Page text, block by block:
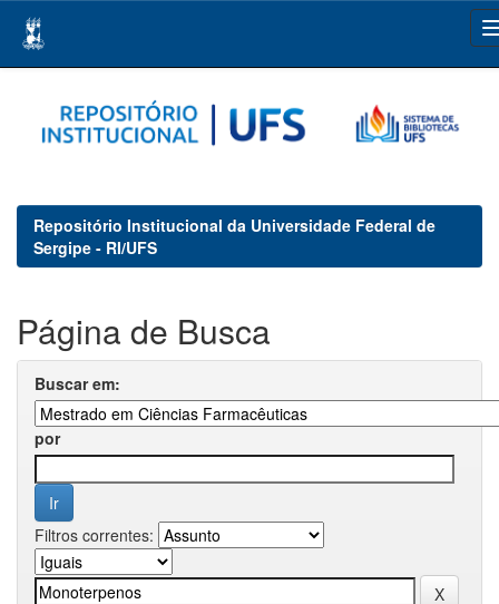
navigation
Repositório Institucional da Universidade Federal de
Sergipe - RI/UFS
Página de Busca
Buscar em:
por
Filtros correntes: